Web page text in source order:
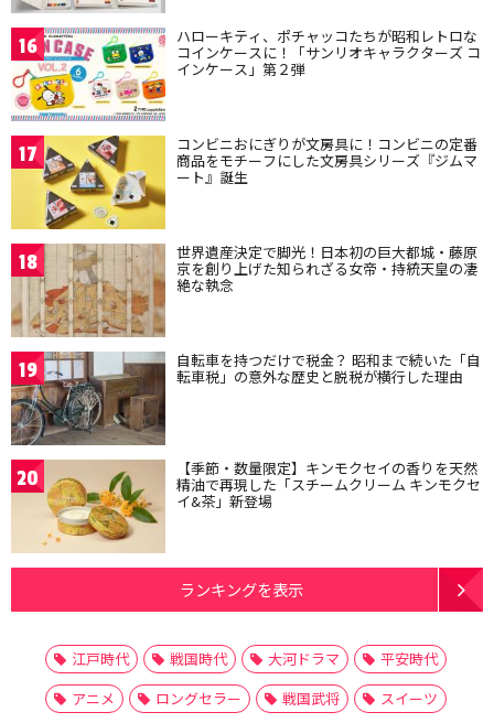
16 ハローキティ、ポチャッコたちが昭和レトロな
コインケースに！「サンリオキャラクターズ コ
インケース」第２弾
17 コンビニおにぎりが文房具に！コンビニの定番
商品をモチーフにした文房具シリーズ『ジムマ
ート』誕生
18 世界遺産決定で脚光！日本初の巨大都城・藤原
京を創り上げた知られざる女帝・持統天皇の凄
絶な執念
19 自転車を持つだけで税金？ 昭和まで続いた「自
転車税」の意外な歴史と脱税が横行した理由
20 【季節・数量限定】キンモクセイの香りを天然
精油で再現した「スチームクリーム キンモクセ
イ&茶」新登場
ランキングを表示
江戸時代 戦国時代 大河ドラマ
平安時代
アニメ
ロングセラー 戦国武将
スイーツ